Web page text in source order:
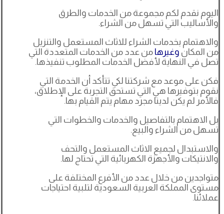
اليوم نقدم لكم مجموعة من الخدمات والطرق
والأساليب التي تسهل من الشراء.
والاهتمام بخدمات الشراء للاثاث المستعمل والتنزيل
من المكان وغيرها من عدد من الخدمات المتعددة التي
تصل في النهاية لأفضل الخدمات المطلوب تنفيذها.
فكن على موعد مع شركتنا لكي تتأكد أن الخدمة التي
نقوم بتوفيرها هي التي تستحق التجربة على الإطلاق،
فالأمر لم يكن لدينا مجرد مهام يتم القيام بها.
بل الاهتمام بالتفاصيل والخدمات والخطوات التي
تسهل من الشراء والبيع.
والاستبدال لجميع الاثاث المستعمل والتحف
والانتيكات والأجهزة الكهربائية التي تحتاج لها.
متواجدين من خلال عدد من الأفرع المختلفة على
مستوى المملكة العربية السعودية لتلبية احتياجات
عملائنا.